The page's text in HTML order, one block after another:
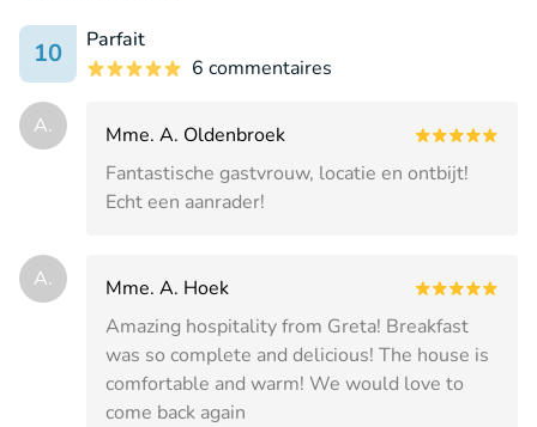
10
Parfait
6 commentaires
A.
Mme. A. Oldenbroek
Fantastische gastvrouw, locatie en ontbijt!
Echt een aanrader!
A.
Mme. A. Hoek
Amazing hospitality from Greta! Breakfast
was so complete and delicious! The house is
comfortable and warm! We would love to
come back again